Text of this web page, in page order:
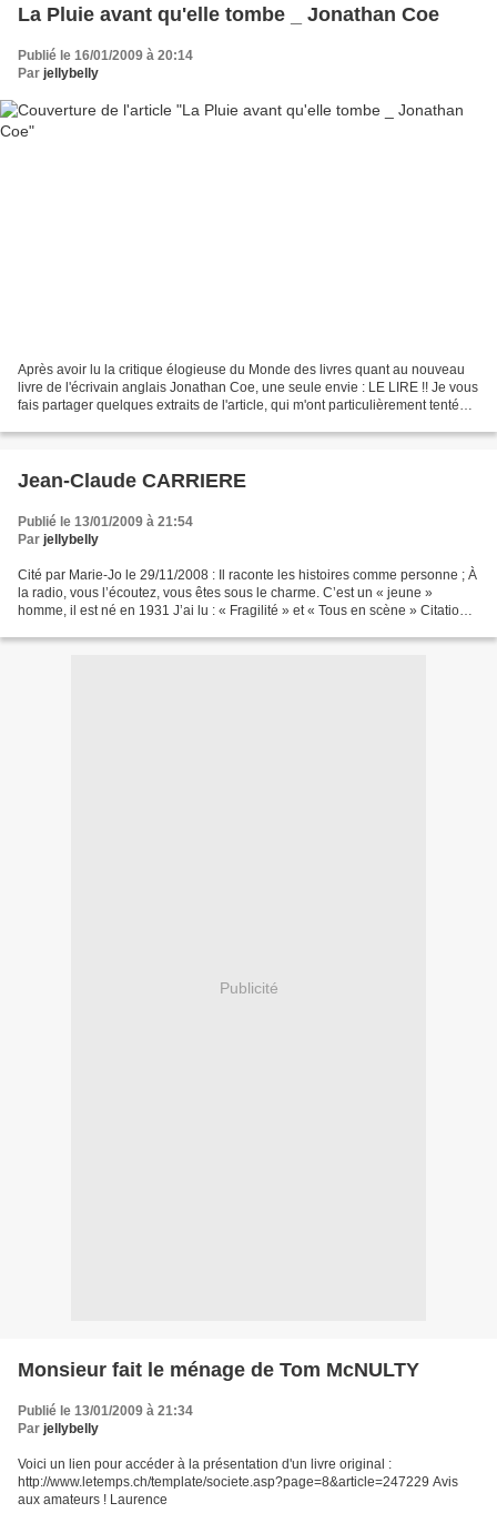
La Pluie avant qu'elle tombe _ Jonathan Coe
Publié le 16/01/2009 à 20:14
Par jellybelly
Après avoir lu la critique élogieuse du Monde des livres quant au nouveau
livre de l'écrivain anglais Jonathan Coe, une seule envie : LE LIRE !! Je vous
fais partager quelques extraits de l'article, qui m'ont particulièrement tentée.
Jean-Claude CARRIERE
Publié le 13/01/2009 à 21:54
Par jellybelly
Cité par Marie-Jo le 29/11/2008 : Il raconte les histoires comme personne ; À
la radio, vous l’écoutez, vous êtes sous le charme. C’est un « jeune »
homme, il est né en 1931 J’ai lu : « Fragilité » et « Tous en scène » Citation :
Publicité
Monsieur fait le ménage de Tom McNULTY
Publié le 13/01/2009 à 21:34
Par jellybelly
Voici un lien pour accéder à la présentation d'un livre original :
http://www.letemps.ch/template/societe.asp?page=8&article=247229 Avis
aux amateurs ! Laurence